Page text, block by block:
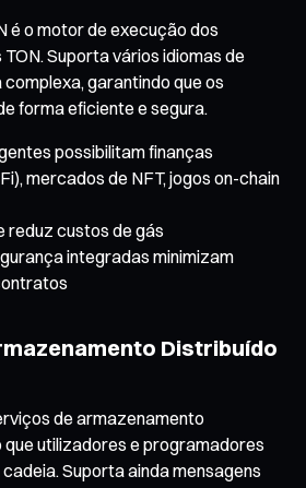
é o motor de execução dos
Suporta vários idiomas de
garantindo que os
forma eficiente e segura.
possibilitam finanças
mercados de NFT, jogos on-chain
reduz custos de gás
integradas minimizam
Distribuído
de armazenamento
utilizadores e programadores
Suporta ainda mensagens